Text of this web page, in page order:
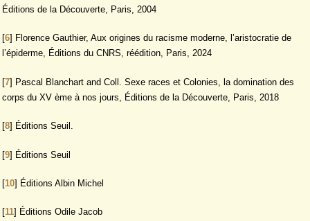
Éditions de la Découverte, Paris, 2004
[6] Florence Gauthier, Aux origines du racisme moderne, l’aristocratie de
l’épiderme, Éditions du CNRS, réédition, Paris, 2024
[7] Pascal Blanchart and Coll. Sexe races et Colonies, la domination des
corps du XV ème à nos jours, Éditions de la Découverte, Paris, 2018
[8] Éditions Seuil.
[9] Éditions Seuil
[10] Éditions Albin Michel
[11] Éditions Odile Jacob